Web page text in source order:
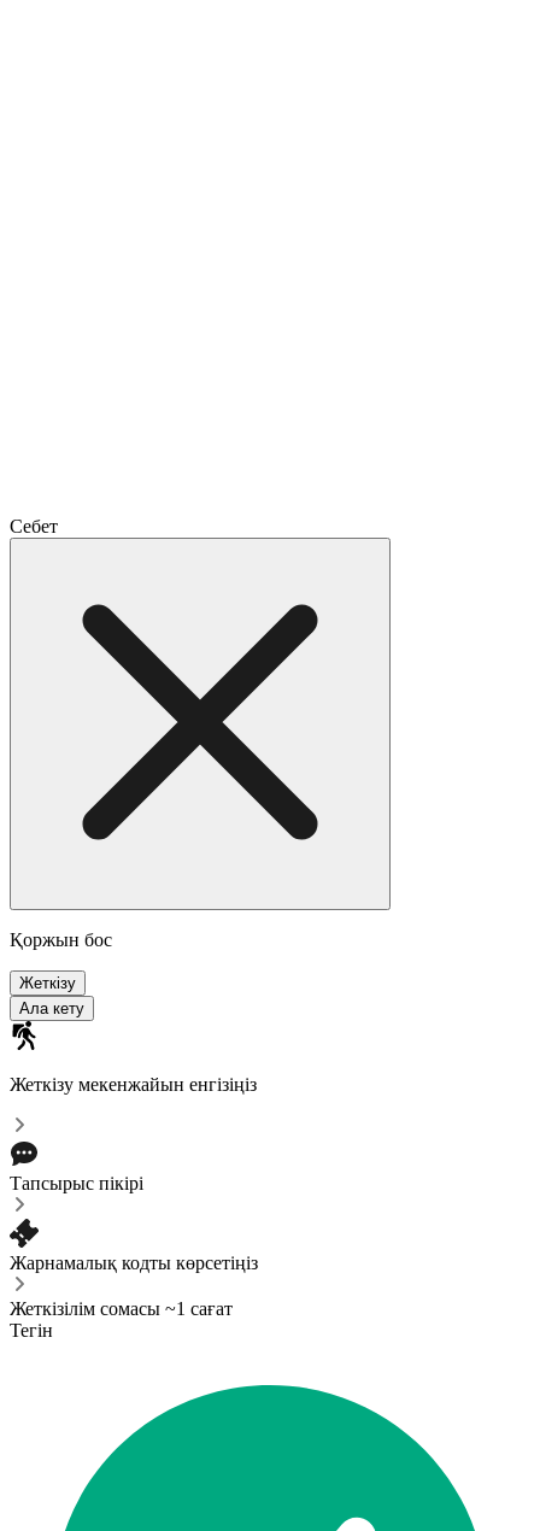
Себет
Қоржын бос
Жеткізу
Ала кету
Жеткізу мекенжайын енгізіңіз
Тапсырыс пікірі
Жарнамалық кодты көрсетіңіз
Жеткізілім сомасы ~1 сағат
Тегін